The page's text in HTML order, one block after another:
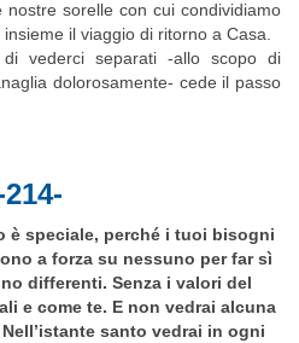
sorelle con cui condividiamo
il viaggio di ritorno a Casa.
vederci separati -allo scopo di
dolorosamente- cede il passo
214-
è speciale, perché i tuoi bisogni
a forza su nessuno per far sì
differenti. Senza i valori del
e come te. E non vedrai alcuna
santo vedrai in ogni